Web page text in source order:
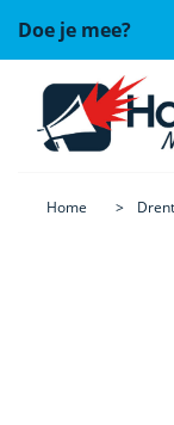
Doe je mee?
Home